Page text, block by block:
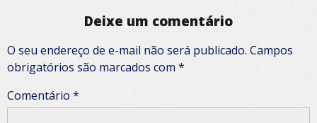
Deixe um comentário
O seu endereço de e-mail não será publicado. Campos
obrigatórios são marcados com *
Comentário *